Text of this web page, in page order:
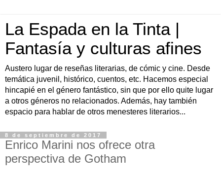
La Espada en la Tinta |
Fantasía y culturas afines
Austero lugar de reseñas literarias, de cómic y cine. Desde
temática juvenil, histórico, cuentos, etc. Hacemos especial
hincapié en el género fantástico, sin que por ello quite lugar
a otros géneros no relacionados. Además, hay también
espacio para hablar de otros menesteres literarios...
8 de septiembre de 2017
Enrico Marini nos ofrece otra
perspectiva de Gotham